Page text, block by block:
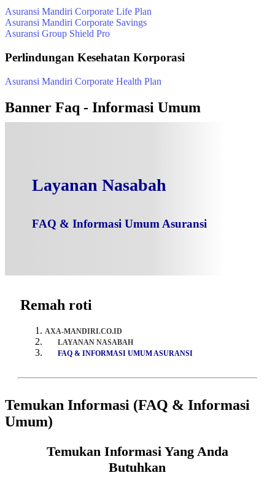
Asuransi Mandiri Corporate Life Plan
Asuransi Mandiri Corporate Savings
Asuransi Group Shield Pro
Perlindungan Kesehatan Korporasi
Asuransi Mandiri Corporate Health Plan
Banner Faq - Informasi Umum
Layanan Nasabah
FAQ & Informasi Umum Asuransi
Remah roti
AXA-MANDIRI.CO.ID
LAYANAN NASABAH
FAQ & INFORMASI UMUM ASURANSI
Temukan Informasi (FAQ & Informasi
Umum)
Temukan Informasi Yang Anda
Butuhkan